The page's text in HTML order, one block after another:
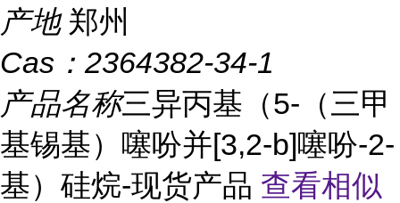
产地 郑州
Cas： 2364382-34-1
产品名称三异丙基（5-（三甲
基锡基）噻吩并[3,2-b]噻吩-2-
基）硅烷-现货产品 查看相似